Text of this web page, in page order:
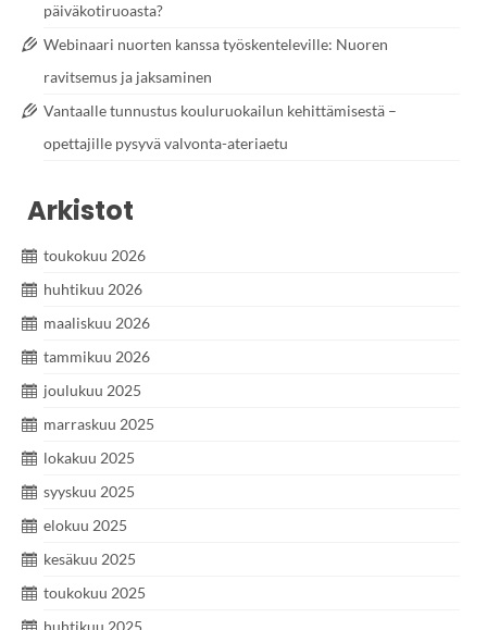
päiväkotiruoasta?
Webinaari nuorten kanssa työskenteleville: Nuoren
ravitsemus ja jaksaminen
Vantaalle tunnustus kouluruokailun kehittämisestä –
opettajille pysyvä valvonta-ateriaetu
Arkistot
toukokuu 2026
huhtikuu 2026
maaliskuu 2026
tammikuu 2026
joulukuu 2025
marraskuu 2025
lokakuu 2025
syyskuu 2025
elokuu 2025
kesäkuu 2025
toukokuu 2025
huhtikuu 2025